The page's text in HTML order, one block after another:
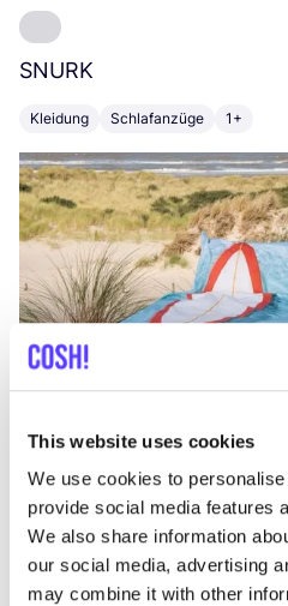
This website uses cookies
We use cookies to
provide social media features
We also share information
our social media, advertising
may combine it with other
SNURK
Kleidung Schlafanzüge 1+